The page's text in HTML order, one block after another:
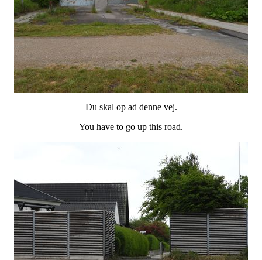
Du skal op ad denne vej.
You have to go up this road.